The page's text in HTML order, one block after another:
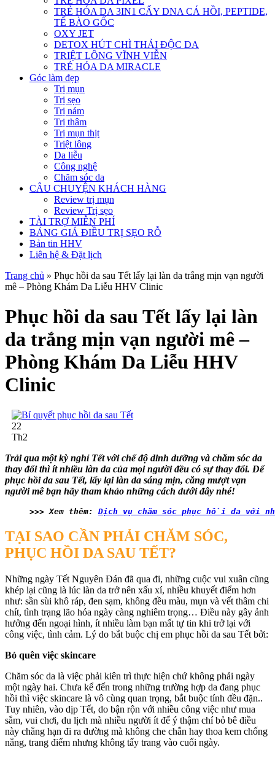
TRẺ HÓA DA 3IN1 CẤY DNA CÁ HỒI, PEPTIDE,
TẾ BÀO GỐC
OXY JET
DETOX HÚT CHÌ THẢI ĐỘC DA
TRIỆT LÔNG VĨNH VIỄN
TRẺ HÓA DA MIRACLE
Góc làm đẹp
Trị mụn
Trị sẹo
Trị nám
Trị thâm
Trị mụn thịt
Triệt lông
Da liễu
Công nghệ
Chăm sóc da
CÂU CHUYỆN KHÁCH HÀNG
Review trị mụn
Review Trị sẹo
TÀI TRỢ MIỄN PHÍ
BẢNG GIÁ ĐIỀU TRỊ SẸO RỖ
Bản tin HHV
Liên hệ & Đặt lịch
Trang chủ » Phục hồi da sau Tết lấy lại làn da trắng mịn vạn người
mê – Phòng Khám Da Liễu HHV Clinic
Phục hồi da sau Tết lấy lại làn
da trắng mịn vạn người mê –
Phòng Khám Da Liễu HHV
Clinic
22
Th2
Trải qua một kỳ nghỉ Tết với chế độ dinh dưỡng và chăm sóc da
thay đổi thì ít nhiều làn da của mọi người đều có sự thay đổi. Để
phục hồi da sau Tết, lấy lại làn da sáng mịn, căng mượt vạn
người mê bạn hãy tham khảo những cách dưới đây nhé!
>>> Xem thêm: Dịch vụ chăm sóc phục hồi da với
TẠI SAO CẦN PHẢI CHĂM SÓC,
PHỤC HỒI DA SAU TẾT?
Những ngày Tết Nguyên Đán đã qua đi, những cuộc vui xuân cũng
khép lại cũng là lúc làn da trở nên xấu xí, nhiều khuyết điểm hơn
như: sần sùi khô ráp, đen sạm, không đều màu, mụn và vết thâm chi
chít, tình trạng lão hóa ngày càng nghiêm trọng… Điều này gây ảnh
hưởng đến ngoại hình, ít nhiều làm bạn mất tự tin khi trở lại với
công việc, tình cảm. Lý do bắt buộc chị em phục hồi da sau Tết bởi:
Bỏ quên việc skincare
Chăm sóc da là việc phải kiên trì thực hiện chứ không phải ngày
một ngày hai. Chưa kể đến trong những trường hợp da đang phục
hồi thì việc skincare là vô cùng quan trọng, bắt buộc tính đều đặn..
Tuy nhiên, vào dịp Tết, do bận rộn với nhiều công việc như mua
sắm, vui chơi, du lịch mà nhiều người ít để ý thậm chí bỏ bê điều
này chẳng hạn đi ra đường mà không che chắn hay thoa kem chống
nắng, trang điểm nhưng không tẩy trang vào cuối ngày.